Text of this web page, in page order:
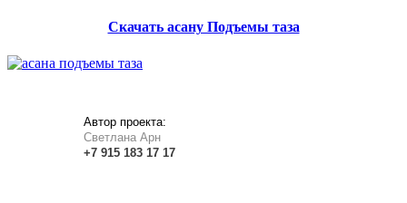
Cкачать асану Подъемы таза
Автор проекта:
Светлана Арн
+7 915 183 17 17